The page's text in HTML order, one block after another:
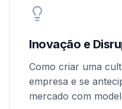
Inovação e
Como criar uma
empresa e se
mercado com